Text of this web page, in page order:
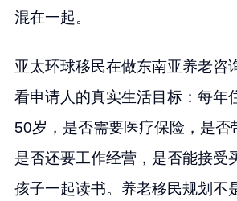
混在一起。
亚太环球移民在做东南亚养老咨
看申请人的真实生活目标：每年
50岁，是否需要医疗保险，是否
是否还要工作经营，是否能接受
孩子一起读书。养老移民规划不